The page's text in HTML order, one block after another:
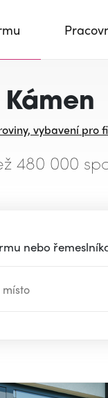
Kámen
vybavení pro
480 000
nebo